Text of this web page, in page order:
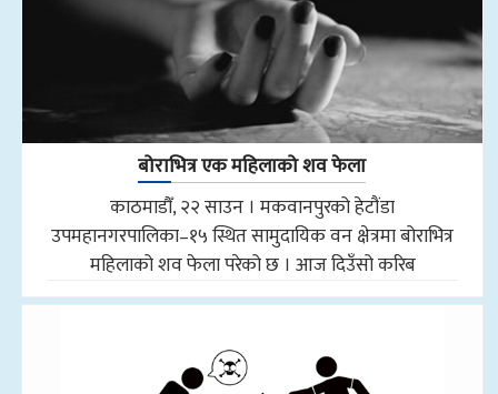
बोराभित्र एक महिलाको शव फेला
काठमाडौँ, २२ साउन । मकवानपुरको हेटौंडा
उपमहानगरपालिका–१५ स्थित सामुदायिक वन क्षेत्रमा बोराभित्र
महिलाको शव फेला परेको छ । आज दिउँसो करिब